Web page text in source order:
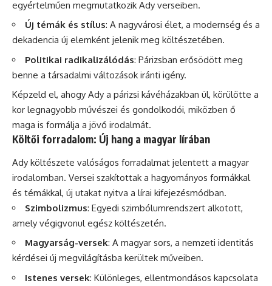
egyértelműen megmutatkozik Ady verseiben.
Új témák és stílus: A nagyvárosi élet, a modernség és a
dekadencia új elemként jelenik meg költészetében.
Politikai radikalizálódás: Párizsban erősödött meg
benne a társadalmi változások iránti igény.
Képzeld el, ahogy Ady a párizsi kávéházakban ül, körülötte a
kor legnagyobb művészei és gondolkodói, miközben ő
maga is formálja a jövő irodalmát.
Költői forradalom: Új hang a magyar lírában
Ady költészete valóságos forradalmat jelentett a magyar
irodalomban. Versei szakítottak a hagyományos formákkal
és témákkal, új utakat nyitva a lírai kifejezésmódban.
Szimbolizmus: Egyedi szimbólumrendszert alkotott,
amely végigvonul egész költészetén.
Magyarság-versek: A magyar sors, a nemzeti identitás
kérdései új megvilágításba kerültek műveiben.
Istenes versek: Különleges, ellentmondásos kapcsolata